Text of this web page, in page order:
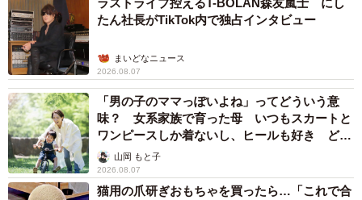
ラストライブ控えるT-BOLAN森友嵐士 にし
たん社長がTikTok内で独占インタビュー
まいどなニュース
2026.08.07
「男の子のママっぽいよね」ってどういう意
味？ 女系家族で育った母 いつもスカートと
ワンピースしか着ないし、ヒールも好き どの
へんが…
山岡 もと子
2026.08.07
猫用の爪研ぎおもちゃを買ったら…「これで合